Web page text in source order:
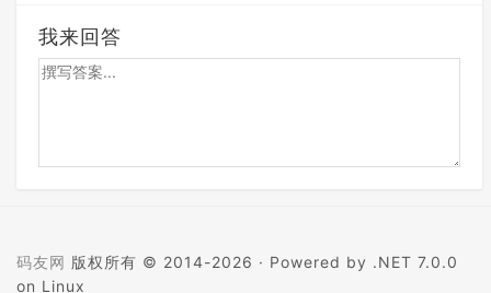
我来回答
码友网 版权所有 © 2014-2026 · Powered by .NET 7.0.0
on Linux